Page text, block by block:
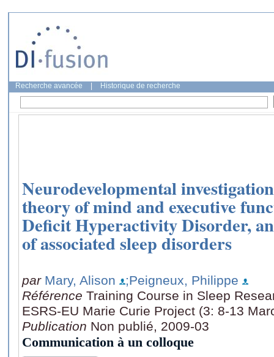
Recherche avancée Historique de recherche
Neurodevelopmental
theory of mind and executive
Deficit Hyperactivity Disorder,
of associated sleep disorders
par Mary, Alison
;Peigneux, Philippe
Référence Training Course in Sleep
ESRS-EU Marie Curie Project (3: 8-13
Publication Non publié, 2009-03
Communication à un colloque